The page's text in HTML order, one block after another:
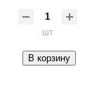
шт
В корзину